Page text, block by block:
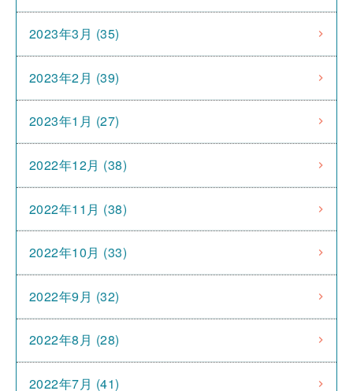
2023年3月 (35)
2023年2月 (39)
2023年1月 (27)
2022年12月 (38)
2022年11月 (38)
2022年10月 (33)
2022年9月 (32)
2022年8月 (28)
2022年7月 (41)